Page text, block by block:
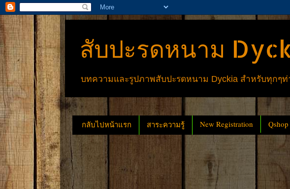
สับปะรดหนาม
บทความและรูปภาพสับปะรดหนาม Dyckia สำหรับทุกๆท่
กลับไปหน้าแรก สาระความรู้ New Registration Qshop